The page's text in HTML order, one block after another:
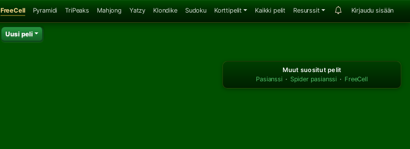
FreeCell Pyramidi TriPeaks Mahjong Yatzy Klondike Sudoku Korttipelit Kaikki pelit Resurssit Kirjaudu sisään
Uusi peli
Muut suositut pelit
Pasianssi · Spider pasianssi · FreeCell